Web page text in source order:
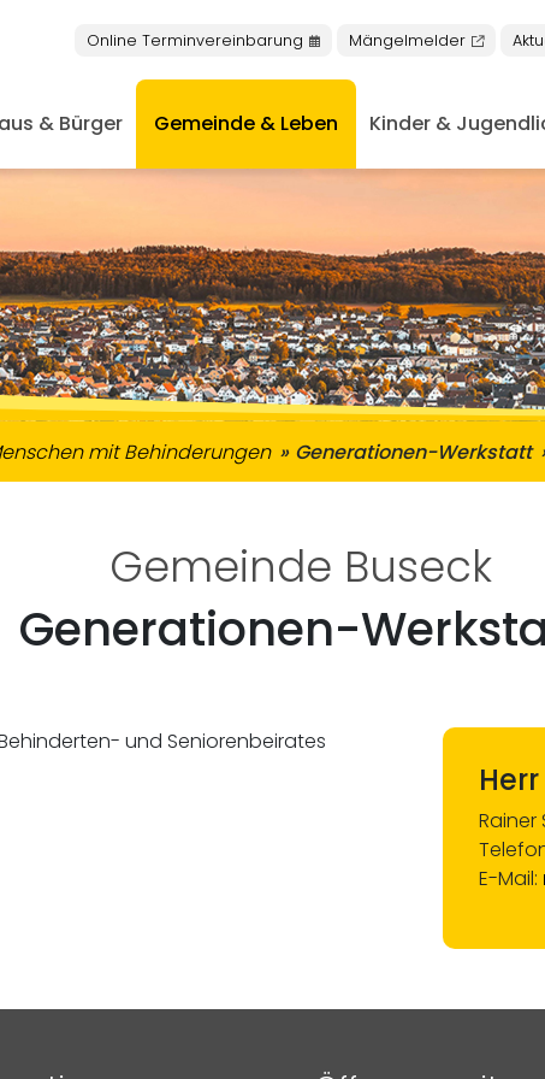
& Bürger Gemeinde & Leben Kinder &
Online Terminvereinbarung Mängelmelder
mit Behinderungen Generationen-Werkstatt
Gemeinde Buseck
Generationen-
und Seniorenbeirates
Rainer
E-Mail: